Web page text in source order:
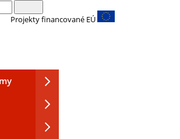
Projekty financované EÚ